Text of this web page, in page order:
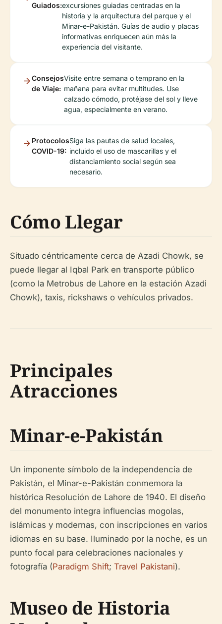
Guiados:excursiones guiadas centradas en la
historia y la arquitectura del parque y el
Minar-e-Pakistán. Guías de audio y placas
informativas enriquecen aún más la
experiencia del visitante.
Consejos
de Viaje:
Visite entre semana o temprano en la
mañana para evitar multitudes. Use
calzado cómodo, protéjase del sol y lleve
agua, especialmente en verano.
Protocolos
COVID-19:
Siga las pautas de salud locales,
incluido el uso de mascarillas y el
distanciamiento social según sea
necesario.
Cómo Llegar
Situado céntricamente cerca de Azadi Chowk, se
puede llegar al Iqbal Park en transporte público
(como la Metrobus de Lahore en la estación Azadi
Chowk), taxis, rickshaws o vehículos privados.
Principales
Atracciones
Minar-e-Pakistán
Un imponente símbolo de la independencia de
Pakistán, el Minar-e-Pakistán conmemora la
histórica Resolución de Lahore de 1940. El diseño
del monumento integra influencias mogolas,
islámicas y modernas, con inscripciones en varios
idiomas en su base. Iluminado por la noche, es un
punto focal para celebraciones nacionales y
fotografía (Paradigm Shift; Travel Pakistani).
Museo de Historia